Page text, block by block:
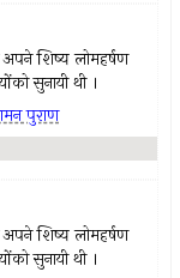
अपने शिष्य लोमहर्षण
सुनायी थी ।
पुराण
अपने शिष्य लोमहर्षण
सुनायी थी ।